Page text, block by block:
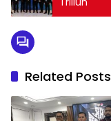
Related Posts